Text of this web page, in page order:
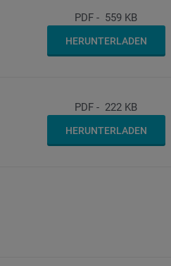
PDF - 559 KB
HERUNTERLADEN
PDF - 222 KB
HERUNTERLADEN